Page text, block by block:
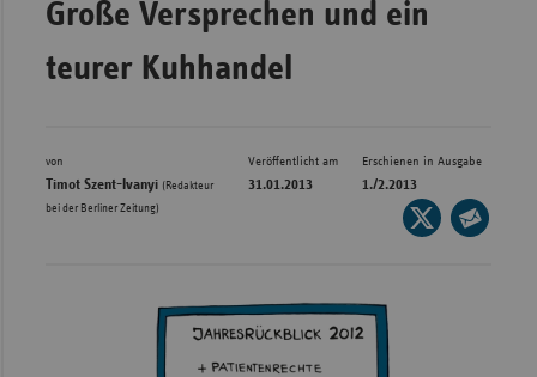
Hessen
Große Versprechen und ein
teurer Kuhhandel
von
Timot Szent-Ivanyi (Redakteur
bei der Berliner Zeitung)
Veröffentlicht am
31.01.2013
Erschienen in Ausgabe
1./2.2013
Seite
auf